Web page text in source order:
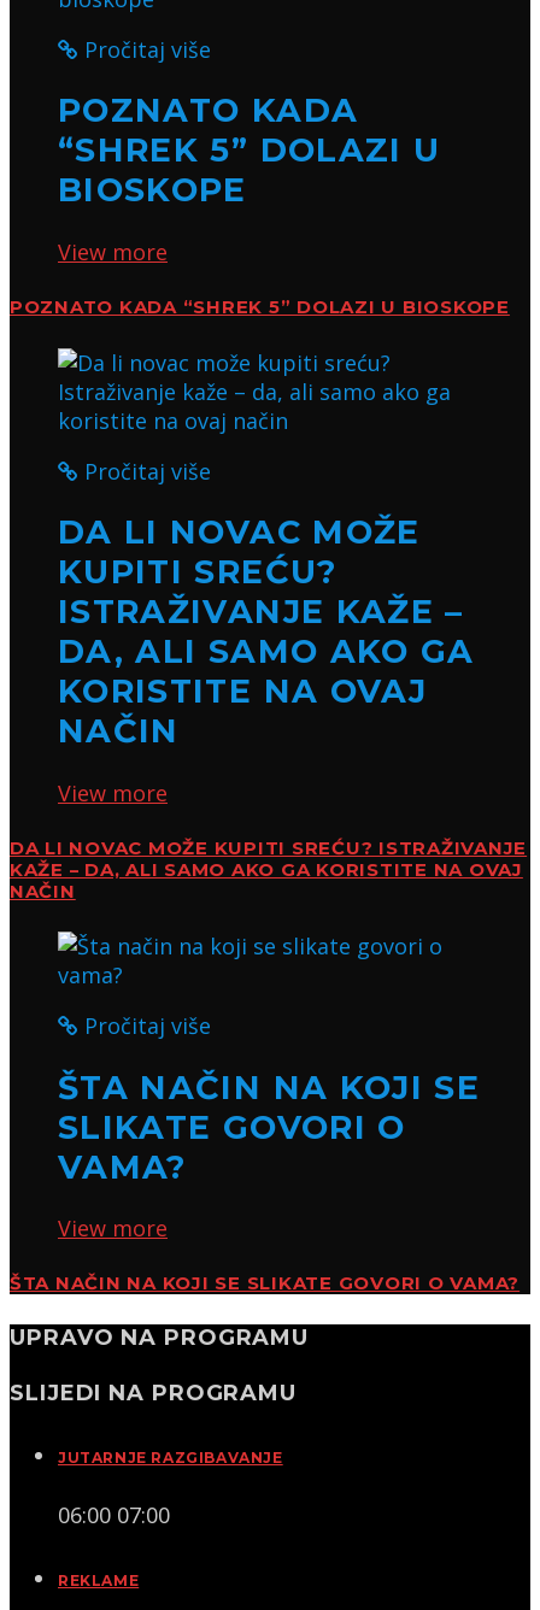
Pročitaj više
POZNATO KADA
“SHREK 5” DOLAZI U
BIOSKOPE
View more
POZNATO KADA “SHREK 5” DOLAZI U BIOSKOPE
Pročitaj više
DA LI NOVAC MOŽE
KUPITI SREĆU?
ISTRAŽIVANJE KAŽE –
DA, ALI SAMO AKO GA
KORISTITE NA OVAJ
NAČIN
View more
DA LI NOVAC MOŽE KUPITI SREĆU? ISTRAŽIVANJE
KAŽE – DA, ALI SAMO AKO GA KORISTITE NA OVAJ
NAČIN
Pročitaj više
ŠTA NAČIN NA KOJI SE
SLIKATE GOVORI O
VAMA?
View more
ŠTA NAČIN NA KOJI SE SLIKATE GOVORI O VAMA?
UPRAVO NA PROGRAMU
SLIJEDI NA PROGRAMU
JUTARNJE RAZGIBAVANJE
06:00 07:00
REKLAME